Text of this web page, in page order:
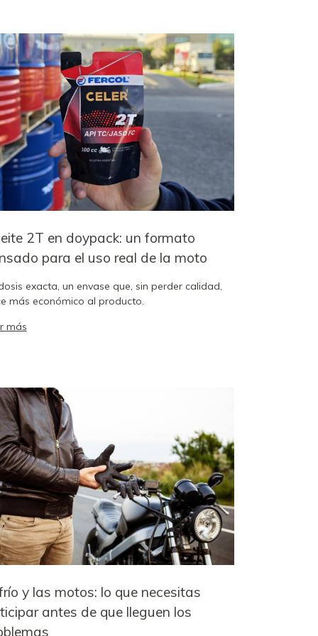
2T en doypack: un formato
para el uso real de la moto
exacta, un envase que, sin perder calidad,
más económico al producto.
más
y las motos: lo que necesitas
antes de que lleguen los